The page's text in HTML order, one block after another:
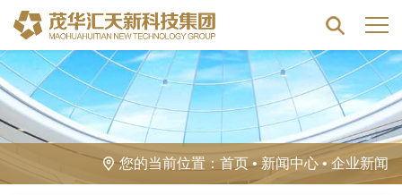
您的当前位置： 首页•新闻中心 • 企业新闻